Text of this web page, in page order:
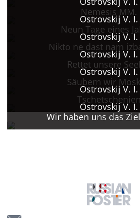
Nemesis MM.
Ostrovskij V. I.
Neun Tage eines
Ostrovskij V. I.
Nikto ne dast nam
Ostrovskij V. I.
Rettet unsere
Ostrovskij V. I.
Säubern wir
Ostrovskij V. I.
Tschetschenien
Ostrovskij V. I.
Wir haben uns das